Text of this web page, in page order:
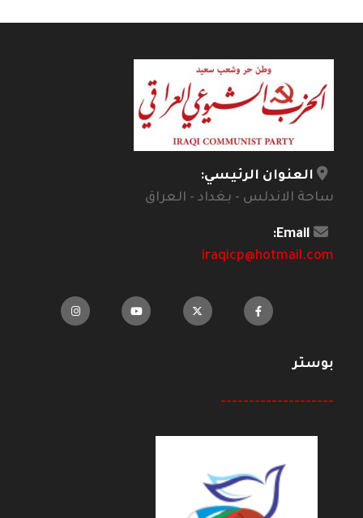
العنوان الرئيسي:
ساحة الاندلس - بغداد - العراق
Email:
iraqicp@hotmail.com
بوستر
--------------------